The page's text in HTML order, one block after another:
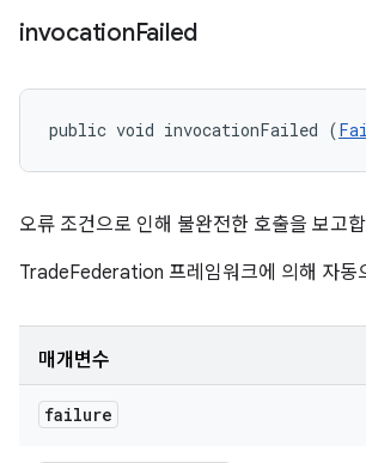
invocationFailed
public void invocationFailed (
오류 조건으로 인해 불완전한 호출을 보고
TradeFederation 프레임워크에 의해 자동
매개변수
failure